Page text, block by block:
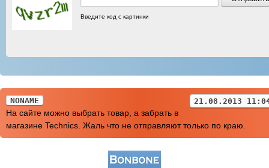
Введите код с картинки
NONAME 21.08.2013
На сайте можно выбрать товар, а забрать в
магазине Technics. Жаль что не отправляют только по краю.